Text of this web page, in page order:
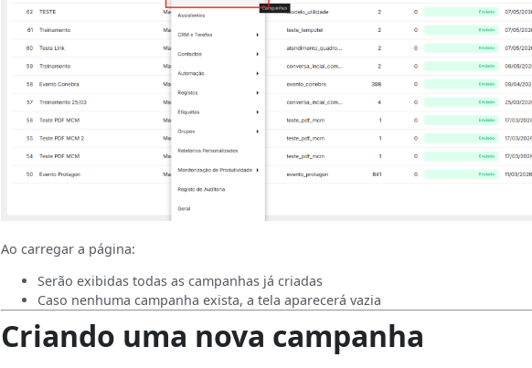
Ao carregar a página:
Serão exibidas todas as campanhas já criadas
Caso nenhuma campanha exista, a tela aparecerá vazia
Criando uma nova campanha